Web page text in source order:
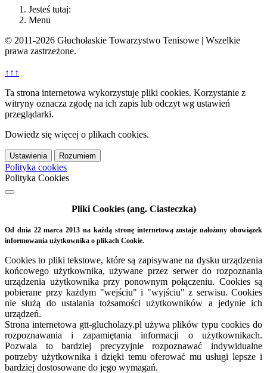
Jesteś tutaj:
Menu
© 2011-2026 Głuchołaskie Towarzystwo Tenisowe | Wszelkie
prawa zastrzeżone.
↑↑↑
Ta strona internetowa wykorzystuje pliki cookies. Korzystanie z
witryny oznacza zgodę na ich zapis lub odczyt wg ustawień
przeglądarki.
Dowiedz się więcej o plikach cookies.
Ustawienia Rozumiem
Polityka cookies
Polityka Cookies
Pliki Cookies (ang. Ciasteczka)
Od dnia 22 marca 2013 na każdą stronę internetową zostaje nałożony obowiązek
informowania użytkownika o plikach Cookie.
Cookies to pliki tekstowe, które są zapisywane na dysku urządzenia
końcowego użytkownika, używane przez serwer do rozpoznania
urządzenia użytkownika przy ponownym połączeniu. Cookies są
pobierane przy każdym "wejściu" i "wyjściu" z serwisu. Cookies
nie służą do ustalania tożsamości użytkowników a jedynie ich
urządzeń.
Strona internetowa gtt-glucholazy.pl używa plików typu cookies do
rozpoznawania i zapamiętania informacji o użytkownikach.
Pozwala to bardziej precyzyjnie rozpoznawać indywidualne
potrzeby użytkownika i dzięki temu oferować mu usługi lepsze i
bardziej dostosowane do jego wymagań.